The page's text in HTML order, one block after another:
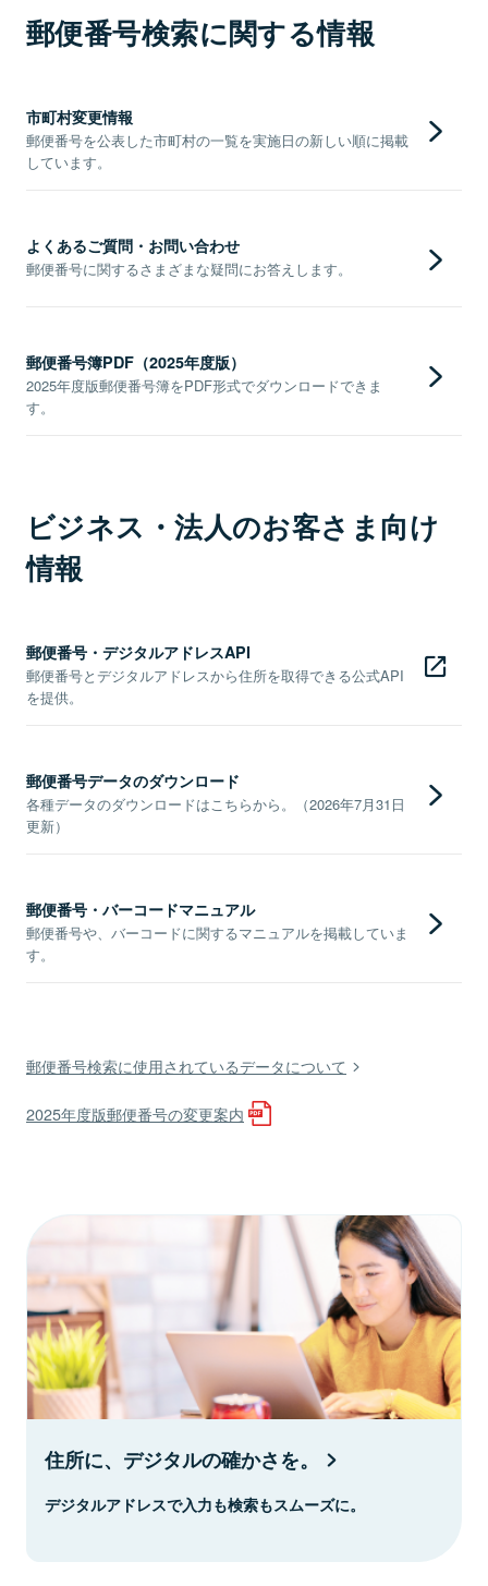
郵便番号検索に関する情報
市町村変更情報
郵便番号を公表した市町村の一覧を実施日の新しい順に掲載
しています。
よくあるご質問・お問い合わせ
郵便番号に関するさまざまな疑問にお答えします。
郵便番号簿PDF（2025年度版）
2025年度版郵便番号簿をPDF形式でダウンロードできま
す。
ビジネス・法人のお客さま向け
情報
郵便番号・デジタルアドレスAPI
郵便番号とデジタルアドレスから住所を取得できる公式API
を提供。
郵便番号データのダウンロード
各種データのダウンロードはこちらから。（2026年7月31日
更新）
郵便番号・バーコードマニュアル
郵便番号や、バーコードに関するマニュアルを掲載していま
す。
郵便番号検索に使用されているデータについて
2025年度版郵便番号の変更案内
住所に、デジタルの確かさを。
デジタルアドレスで入力も検索もスムーズに。